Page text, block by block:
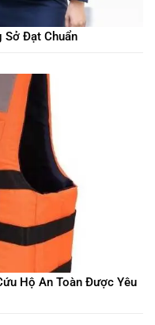
Sở Đạt Chuẩn
Hộ An Toàn Được Yêu